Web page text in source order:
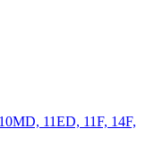
11ED, 11F, 14F,